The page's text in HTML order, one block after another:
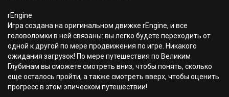
rEngine
Игра создана на оригинальном движке rEngine, и все
головоломки в ней связаны: вы легко будете переходить от
одной к другой по мере продвижения по игре. Никакого
ожидания загрузок! По мере путешествия по Великим
Глубинам вы сможете смотреть вниз, чтобы понять, сколько
еще осталось пройти, а также смотреть вверх, чтобы оценить
прогресс в этом эпическом путешествии!